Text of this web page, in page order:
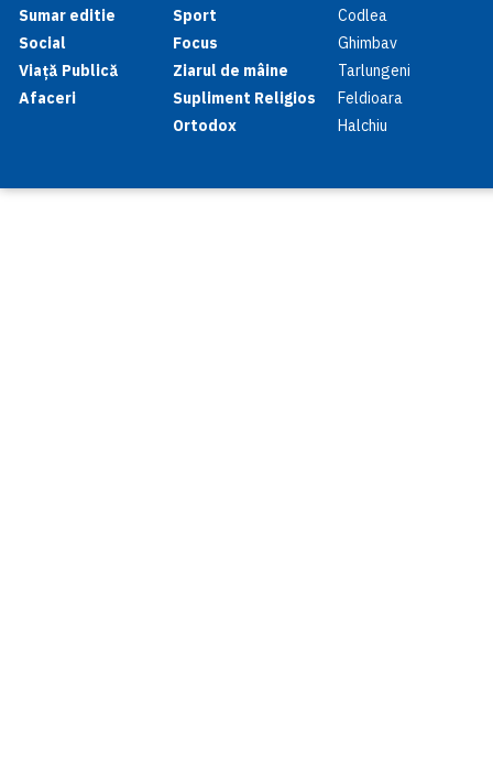
Sumar editie
Social
Viață Publică
Afaceri
Sport
Focus
Ziarul de mâine
Supliment Religios
Ortodox
Codlea
Ghimbav
Tarlungeni
Feldioara
Halchiu